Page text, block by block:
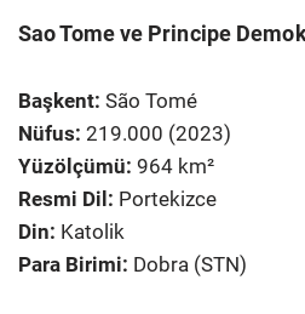
Sao Tome ve Principe
Başkent: São Tomé
Nüfus: 219.000 (2023)
Yüzölçümü: 964 km²
Resmi Dil: Portekizce
Din: Katolik
Para Birimi: Dobra (STN)